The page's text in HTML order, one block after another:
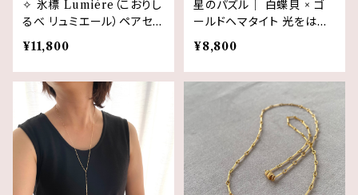
✧ 氷標 Lumière（こおりし
るべ リュミエール）ペアセッ
ト ✧ 14kgf クリスタル ギフ
トボックス入り
¥11,800
星のパズル｜ 白蝶貝 × ゴ
ールドヘマタイト 光をはめ
こむ 星のピアス（イヤリン
グ）14kgf
¥8,800